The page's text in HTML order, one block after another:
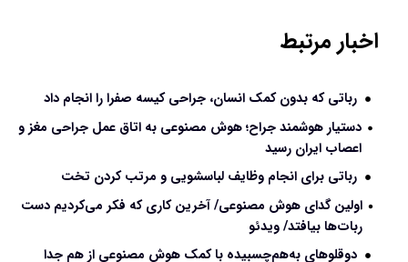
اخبار مرتبط
رباتی که بدون کمک انسان، جراحی کیسه صفرا را انجام داد
دستیار هوشمند جراح؛ هوش مصنوعی به اتاق عمل جراحی مغز و
اعصاب ایران رسید
رباتی برای انجام وظایف لباسشویی و مرتب کردن تخت
اولین گدای هوش مصنوعی/ آخرین کاری که فکر می‌کردیم دست
ربات‌ها بیافتد/ ویدئو
دوقلوهای به‌هم‌چسبیده با کمک هوش مصنوعی از هم جدا